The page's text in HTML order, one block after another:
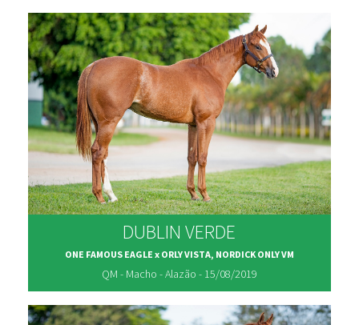
DUBLIN VERDE
ONE FAMOUS EAGLE x ORLY VISTA, NORDICK ONLY VM
QM - Macho - Alazão - 15/08/2019